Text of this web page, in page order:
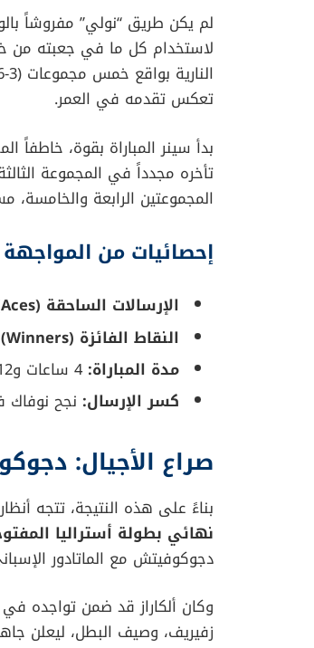
لاستخدام كل ما في جعبته من
تعكس تقدمه في العمر.
بدأ سينر المباراة بقوة،
تأخره مجدداً في المجموعة
المجموعتين الرابعة
إحصائيات من المواجهة
الإرسالات الساحقة (Aces):
النقاط الفائزة (Winners):
مدة المباراة:4 ساعات و12 دقيقة من اللعب المتواصل.
كسر الإرسال: نجح
صراع الأجيال:
بناءً على هذه النتيجة، تتجه
نهائي بطولة أستراليا
دجوكوفيتش مع الماتادور
وكان ألكاراز قد ضمن تواجده في
زفيريف، وصيف البطل، ليعلن